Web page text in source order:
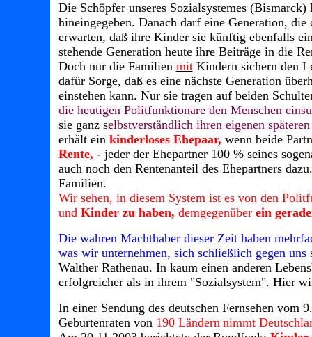
Die Schöpfer unseres Sozialsystemes
hineingegeben. Danach darf eine Generation,
erwarten, daß ihre Kinder sie künftig ebenfalls
stehende Generation heute ihre Beiträge in die
Doch nur die Familien mitKindern sichern den
dafür Sorge, daß es eine nächste Generation
einstehen kann. Nur sie tragen auf beiden
die heutigen Politfunktionäre den Menschen
sie ganz selbstverständlich ihren eigenen
erhält ein kinderloses Ehepaar, wenn beide
Rente, - jeder der Ehepartner 100 % seines
auch noch den Rentenanteil des Ehepartners
Familien.
Wir sehen, in diesem System ist es von den
und Kinder zu haben, demgegenüber ein
Die wahren Machthaber dieser Zeit haben
was wir unternehmen, sich schließlich gegen
Walther Rathenau. In kaum einen anderen
erfolgreicher als in ihrem "Sozialsystem". Hier
In einer Sendung des deutschen Fernsehen
Geburtenraten von 190 Ländern nimmt